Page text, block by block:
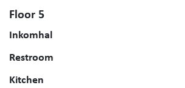
Floor 5
Inkomhal
Restroom
Kitchen